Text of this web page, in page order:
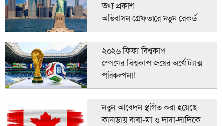
তথ্য প্রকাশ
অভিবাসন গ্রেফতারে নতুন রেকর্ড
২০২৬ ফিফা বিশ্বকাপ
স্পেনের বিশ্বকাপ জয়ের অর্থে ট্যাক্স
পরিকল্পনা!
নতুন আবেদন স্থগিত করা হয়েছে
কানাডায় বাবা-মা ও দাদা-দাদিকে